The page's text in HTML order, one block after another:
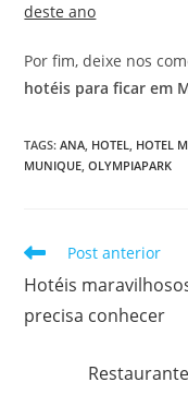
deste ano
Por fim, deixe nos
hotéis para ficar em
TAGS:ANA, HOTEL, HOTEL
MUNIQUE, OLYMPIAPARK
Leia
artigos
Post anterior
Hotéis
precisa conhecer